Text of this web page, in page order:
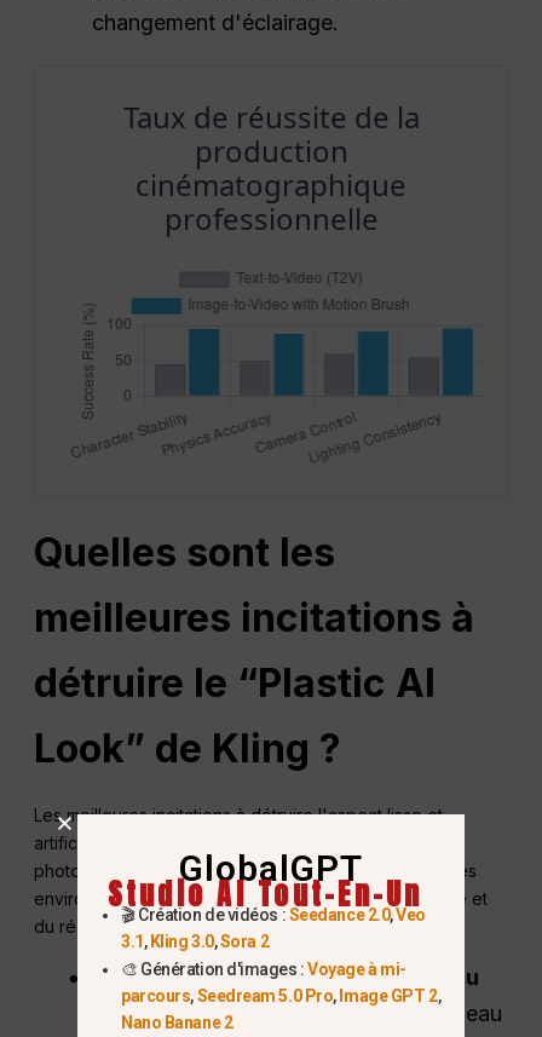
changement d'éclairage.
Taux de réussite de la
production
cinématographique
professionnelle
Quelles sont les
meilleures incitations à
détruire le “Plastic AI
Look” de Kling ?
Les meilleures incitations à détruire l'aspect lisse et
artificiel de l'IA utilisent des termes spécifiques de la
photographie analogique et des effets atmosphériques
environnementaux pour ajouter du grain, de la texture et
du réalisme à votre vidéo.
Injection du grain et de la texture du
film :L'IA veut naturellement que la peau
GlobalGPT
Studio AI Tout-En-Un
🎬 Création de vidéos :Seedance 2.0,Veo
3.1, Kling 3.0,Sora 2
🎨 Génération d'images :Voyage à mi-
parcours,Seedream 5.0 Pro, Image GPT 2,
Nano Banane 2